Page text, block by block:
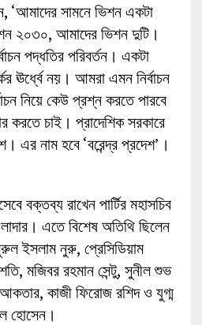
‘আমাদের সামনে ভিশন একটা
২০৩০, আমাদের ভিশন দুটি।
পদ্ধতির পরিবর্তন। একটা
ঊর্ধ্বে নয়। আমরা এমন নির্বাচন
নিয়ে কেউ প্রশ্ন করতে পারবে
করতে চাই। প্রাদেশিক সরকারে
এর নাম হবে ‘বরেন্দ্র প্রদেশ’।
বক্তব্য রাখেন পার্টির মহাসচিব
এতে বিশেষ অতিথি ছিলেন
ইসলাম নুরু, প্রেসিডিয়াম
মজিবর রহমান সেন্টু, সুনীল শুভ
কাজী ফিরোজ রশিদ ও যুগ্ম
হোসেন।